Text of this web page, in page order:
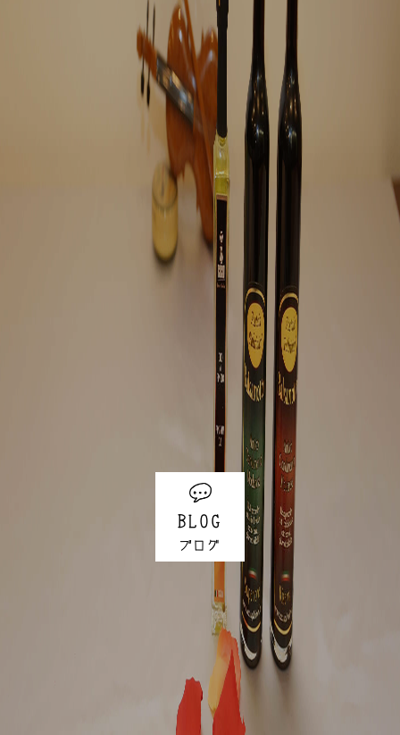
BLOG
ブログ